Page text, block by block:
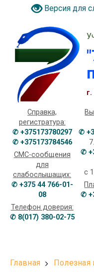
Версия для
Справка,
регистратура:
✆ +375173780297
✆ +375173784546
СМС-сообщения
для
слабослышащих:
✆ +375 44 766-01-
08
Телефон доверия:
✆ 8(017) 380-02-75
✆
✆
с
✆
Главная